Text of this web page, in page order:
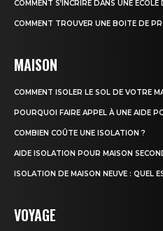
COMMENT S’INCRIRE DANS UNE
COMMENT TROUVER UNE BOITE DE
MAISON
COMMENT ISOLER LE SOL DE VOTRE
POURQUOI FAIRE APPEL À UNE AIDE
COMBIEN COÛTE UNE ISOLATION ?
AIDE ISOLATION POUR MAISON
ISOLATION DE MAISON NEUVE : QUEL
VOYAGE